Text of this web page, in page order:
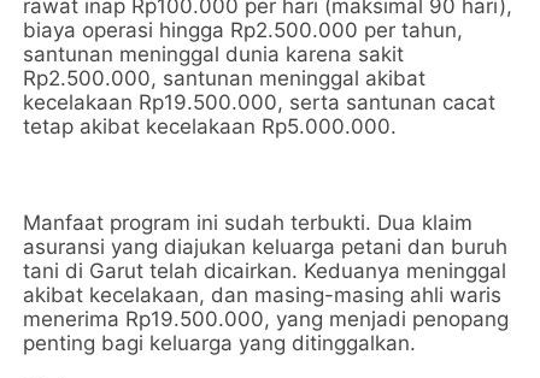
rawat inap Rp100.000 per hari (maksimal 90 hari),
biaya operasi hingga Rp2.500.000 per tahun,
santunan meninggal dunia karena sakit
Rp2.500.000, santunan meninggal akibat
kecelakaan Rp19.500.000, serta santunan cacat
tetap akibat kecelakaan Rp5.000.000.
‎Manfaat program ini sudah terbukti. Dua klaim
asuransi yang diajukan keluarga petani dan buruh
tani di Garut telah dicairkan. Keduanya meninggal
akibat kecelakaan, dan masing-masing ahli waris
menerima Rp19.500.000, yang menjadi penopang
penting bagi keluarga yang ditinggalkan.